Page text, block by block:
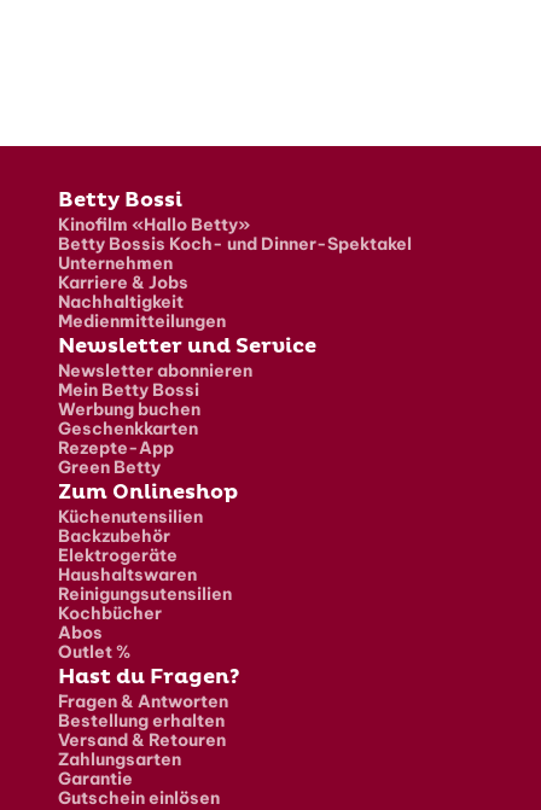
Fusszeile
Betty Bossi
Kinofilm «Hallo Betty»
Betty Bossis Koch- und Dinner-Spektakel
Unternehmen
Karriere & Jobs
Nachhaltigkeit
Medienmitteilungen
Newsletter und Service
Newsletter abonnieren
Mein Betty Bossi
Werbung buchen
Geschenkkarten
Rezepte-App
Green Betty
Zum Onlineshop
Küchenutensilien
Backzubehör
Elektrogeräte
Haushaltswaren
Reinigungsutensilien
Kochbücher
Abos
Outlet %
Hast du Fragen?
Fragen & Antworten
Bestellung erhalten
Versand & Retouren
Zahlungsarten
Garantie
Gutschein einlösen